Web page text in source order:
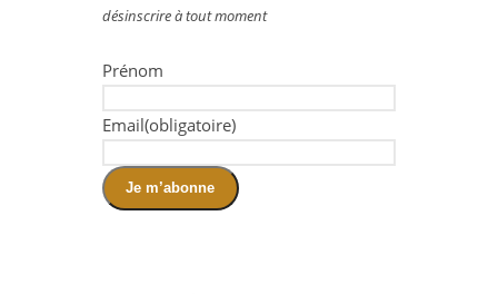
désinscrire à tout moment
Prénom
Email(obligatoire)
Je m’abonne